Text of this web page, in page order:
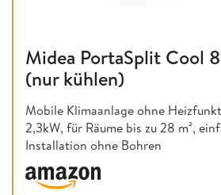
Midea PortaSplit Cool
(nur kühlen)
Mobile Klimaanlage ohne
2,3kW, für Räume bis zu 28 m²,
Installation ohne Bohren